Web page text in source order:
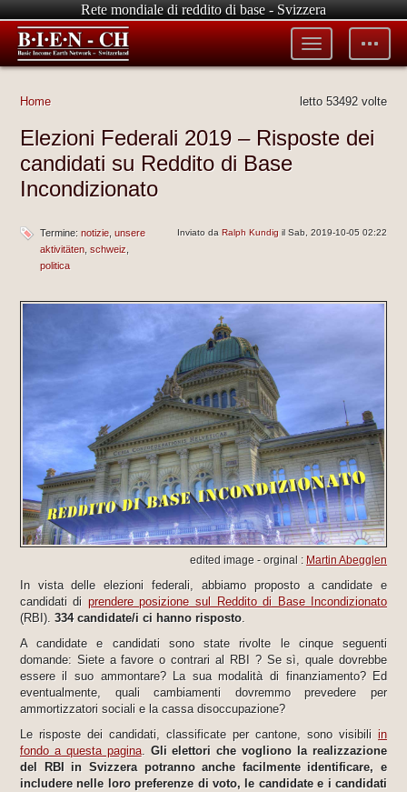
Rete mondiale di reddito di base - Svizzera
Toggle
tools
Toggle
menu
letto 53492 volte
Home
Elezioni Federali 2019 – Risposte dei
candidati su Reddito di Base
Incondizionato
Inviato daRalph Kundig il Sab, 2019-10-05 02:22
Termine: notizie unsere
aktivitäten schweiz
politica
edited image - orginal : Martin Abegglen
In vista delle elezioni federali, abbiamo proposto a candidate e
candidati di prendere posizione sul Reddito di Base Incondizionato
(RBI). 334 candidate/i ci hanno risposto.
A candidate e candidati sono state rivolte le cinque seguenti
domande: Siete a favore o contrari al RBI ? Se sì, quale dovrebbe
essere il suo ammontare? La sua modalità di finanziamento? Ed
eventualmente, quali cambiamenti dovremmo prevedere per
ammortizzatori sociali e la cassa disoccupazione?
Le risposte dei candidati, classificate per cantone, sono visibiliin
fondo a questa pagina. Gli elettori che vogliono la realizzazione
del RBI in Svizzera potranno anche facilmente identificare, e
includere nelle loro preferenze di voto, le candidate e i candidati